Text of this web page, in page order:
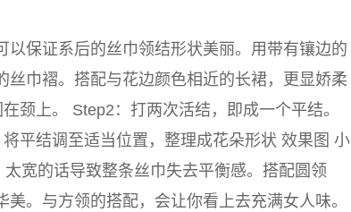
保证系后的丝巾领结形状美丽。用带有镶边的
巾褶。搭配与花边颜色相近的长裙，更显娇柔
颈上。 Step2：打两次活结，即成一个平结。
平结调至适当位置，整理成花朵形状 效果图 小
宽的话导致整条丝巾失去平衡感。搭配圆领
。与方领的搭配，会让你看上去充满女人味。